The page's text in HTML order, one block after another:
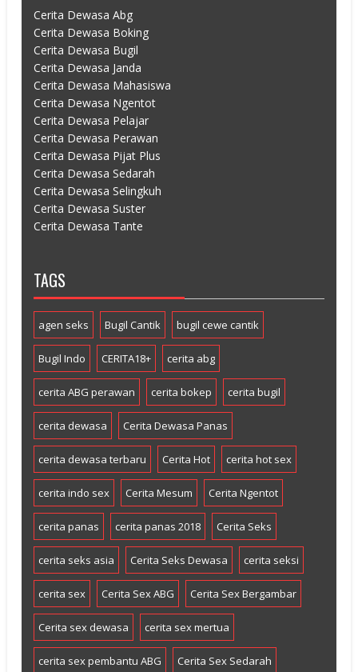
Cerita Dewasa Abg
Cerita Dewasa Boking
Cerita Dewasa Bugil
Cerita Dewasa Janda
Cerita Dewasa Mahasiswa
Cerita Dewasa Ngentot
Cerita Dewasa Pelajar
Cerita Dewasa Perawan
Cerita Dewasa Pijat Plus
Cerita Dewasa Sedarah
Cerita Dewasa Selingkuh
Cerita Dewasa Suster
Cerita Dewasa Tante
TAGS
agen seks Bugil Cantik bugil cewe cantik
Bugil Indo CERITA18+ cerita abg
cerita ABG perawan cerita bokep cerita bugil
cerita dewasa Cerita Dewasa Panas
cerita dewasa terbaru Cerita Hot cerita hot sex
cerita indo sex Cerita Mesum Cerita Ngentot
cerita panas cerita panas 2018 Cerita Seks
cerita seks asia Cerita Seks Dewasa cerita seksi
cerita sex Cerita Sex ABG Cerita Sex Bergambar
Cerita sex dewasa cerita sex mertua
cerita sex pembantu ABG Cerita Sex Sedarah